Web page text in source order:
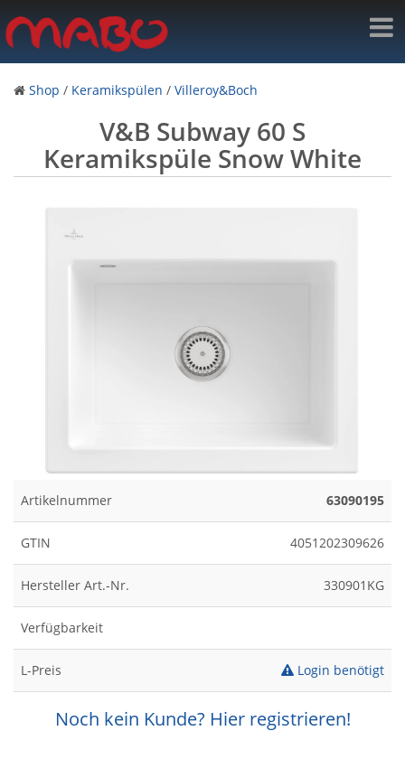
Shop / Keramikspülen / Villeroy&Boch
V&B Subway 60 S
Keramikspüle Snow White
Artikelnummer 63090195
GTIN 4051202309626
Hersteller Art.-Nr. 330901KG
Verfügbarkeit
L-Preis Login benötigt
Noch kein Kunde? Hier registrieren!